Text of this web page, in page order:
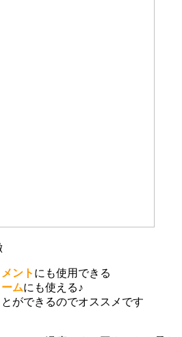
ント にも使用できる
ムにも使える♪
ができるのでオススメです